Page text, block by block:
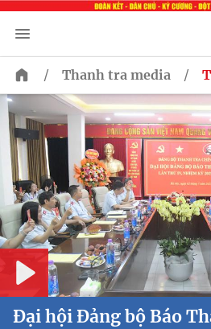
/ Thanh tra media /
Play
Đại hội Đảng bộ Báo